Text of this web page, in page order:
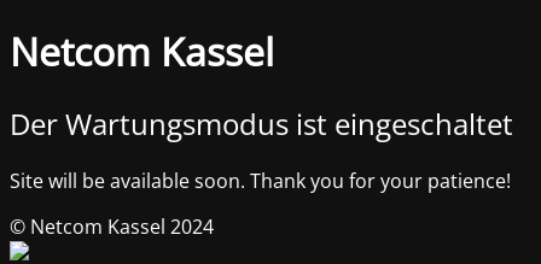
Netcom Kassel
Der Wartungsmodus ist eingeschaltet
Site will be available soon. Thank you for your patience!
© Netcom Kassel 2024